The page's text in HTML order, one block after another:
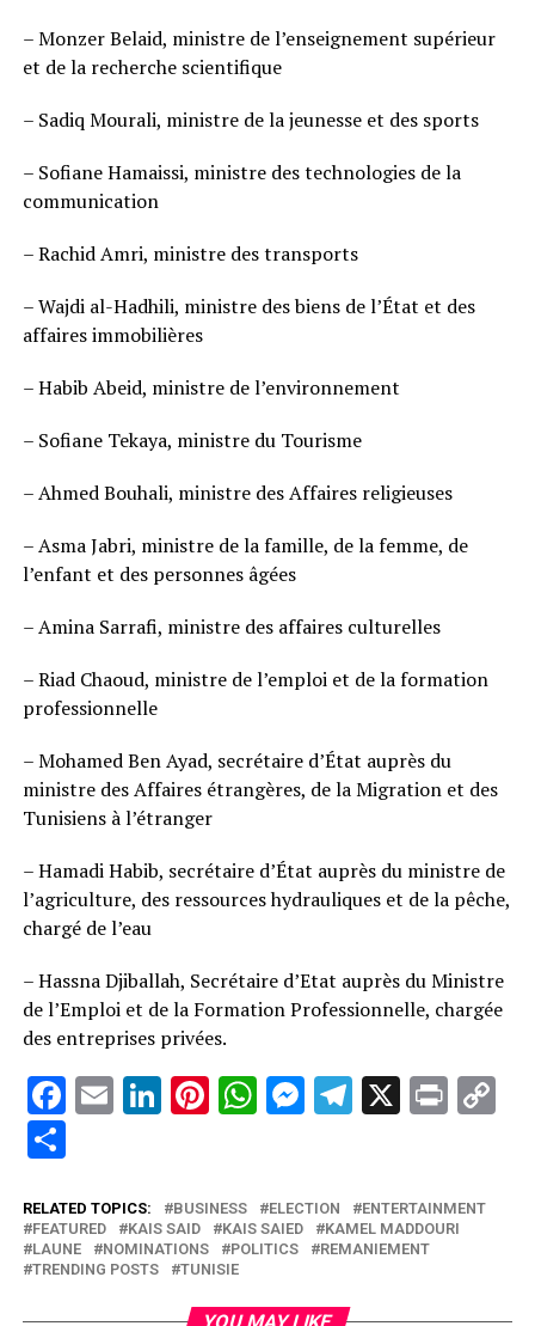
– Monzer Belaid, ministre de l’enseignement supérieur
et de la recherche scientifique
– Sadiq Mourali, ministre de la jeunesse et des sports
– Sofiane Hamaissi, ministre des technologies de la
communication
– Rachid Amri, ministre des transports
– Wajdi al-Hadhili, ministre des biens de l’État et des
affaires immobilières
– Habib Abeid, ministre de l’environnement
– Sofiane Tekaya, ministre du Tourisme
– Ahmed Bouhali, ministre des Affaires religieuses
– Asma Jabri, ministre de la famille, de la femme, de
l’enfant et des personnes âgées
– Amina Sarrafi, ministre des affaires culturelles
– Riad Chaoud, ministre de l’emploi et de la formation
professionnelle
– Mohamed Ben Ayad, secrétaire d’État auprès du
ministre des Affaires étrangères, de la Migration et des
Tunisiens à l’étranger
– Hamadi Habib, secrétaire d’État auprès du ministre de
l’agriculture, des ressources hydrauliques et de la pêche,
chargé de l’eau
– Hassna Djiballah, Secrétaire d’Etat auprès du Ministre
de l’Emploi et de la Formation Professionnelle, chargée
des entreprises privées.
Facebook
EmailLinkedIn
Pinterest
WhatsApp
Messenger
Telegram
X Print
Partager
RELATED TOPICS: BUSINESS ELECTION
ENTERTAINMENT
FEATURED
KAIS SAID KAIS SAIED
KAMEL MADDOURI
LAUNE
NOMINATIONS POLITICS
REMANIEMENT
TRENDING POSTS
TUNISIE